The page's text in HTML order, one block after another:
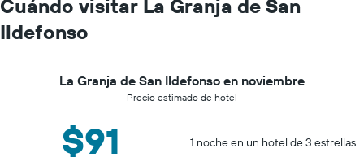
Cuándo visitar La Granja de San
Ildefonso
La Granja de San Ildefonso en noviembre
Precio estimado de hotel
$91 1 noche en un hotel de 3 estrellas